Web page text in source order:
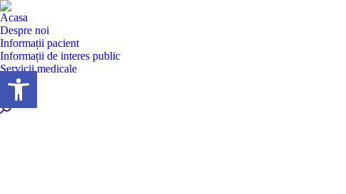
Deschide bara de unelte
Acasa
Despre noi
Informații pacient
Informații de interes public
Servicii medicale
Secții
Contact
Search: